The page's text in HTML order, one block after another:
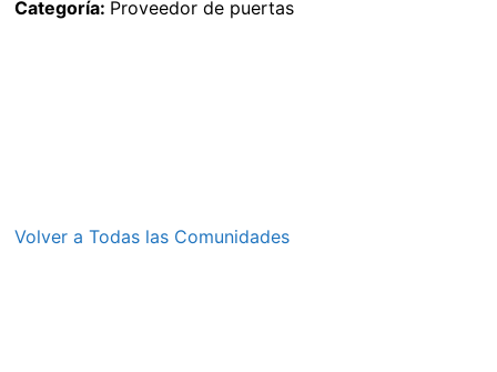
Categoría: Proveedor de puertas
Volver a Todas las Comunidades